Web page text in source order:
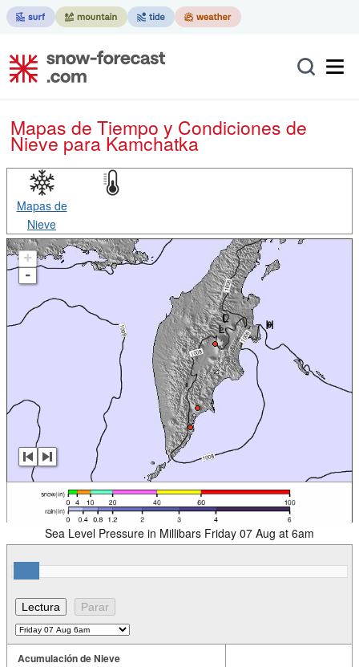
Mapas de Tiempo y Condiciones de
Nievepara Kamchatka
Mapas de
Nieve
+
-
Sea Level Pressure in Millibars Friday 07 Aug at 6am
Acumulación de Nieve